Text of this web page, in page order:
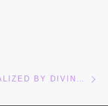
A PERSON MUST ALSO BE VITALIZED BY DIVINE CALLING SO THAT HE/SHE CAN STAND ERECT WITH MOUTH/HEART WIDE OPEN